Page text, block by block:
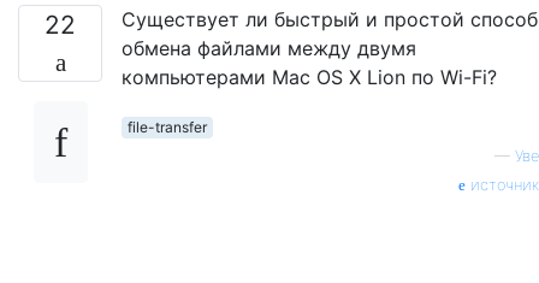
22
Существует ли быстрый и простой способ
обмена файлами между двумя
компьютерами Mac OS X Lion по Wi-Fi?
file-transfer
— Уве
источник